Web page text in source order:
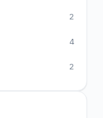
2
4
2